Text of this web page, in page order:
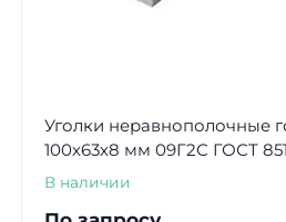
Уголки неравнополочные
100х63х8 мм 09Г2С ГОСТ
В наличии